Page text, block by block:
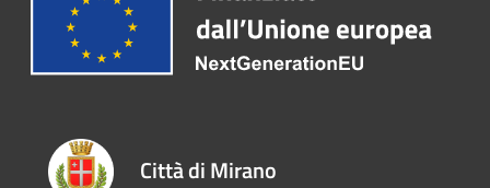
Città di Mirano